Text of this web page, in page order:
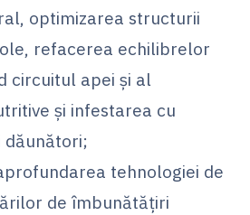
optimizarea structurii
refacerea echilibrelor
circuitul apei şi al
şi infestarea cu
dăunători;
tehnologiei de
de îmbunătăţiri